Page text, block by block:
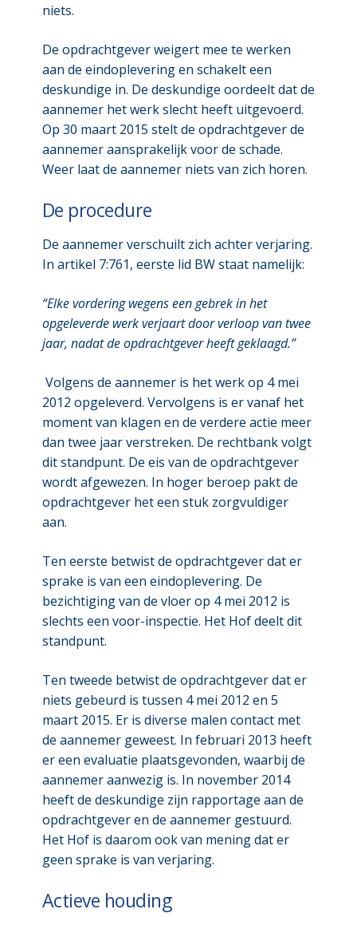
niets.
De opdrachtgever weigert mee te werken
aan de eindoplevering en schakelt een
deskundige in. De deskundige oordeelt dat de
aannemer het werk slecht heeft uitgevoerd.
Op 30 maart 2015 stelt de opdrachtgever de
aannemer aansprakelijk voor de schade.
Weer laat de aannemer niets van zich horen.
De procedure
De aannemer verschuilt zich achter verjaring.
In artikel 7:761, eerste lid BW staat namelijk:
“Elke vordering wegens een gebrek in het
opgeleverde werk verjaart door verloop van twee
jaar, nadat de opdrachtgever heeft geklaagd.”
Volgens de aannemer is het werk op 4 mei
2012 opgeleverd. Vervolgens is er vanaf het
moment van klagen en de verdere actie meer
dan twee jaar verstreken. De rechtbank volgt
dit standpunt. De eis van de opdrachtgever
wordt afgewezen. In hoger beroep pakt de
opdrachtgever het een stuk zorgvuldiger
aan.
Ten eerste betwist de opdrachtgever dat er
sprake is van een eindoplevering. De
bezichtiging van de vloer op 4 mei 2012 is
slechts een voor-inspectie. Het Hof deelt dit
standpunt.
Ten tweede betwist de opdrachtgever dat er
niets gebeurd is tussen 4 mei 2012 en 5
maart 2015. Er is diverse malen contact met
de aannemer geweest. In februari 2013 heeft
er een evaluatie plaatsgevonden, waarbij de
aannemer aanwezig is. In november 2014
heeft de deskundige zijn rapportage aan de
opdrachtgever en de aannemer gestuurd.
Het Hof is daarom ook van mening dat er
geen sprake is van verjaring.
Actieve houding